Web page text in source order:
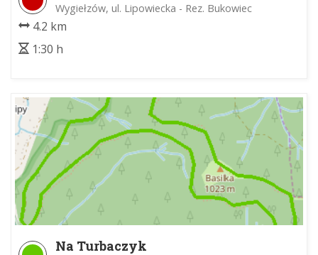
Wygiełzów, ul. Lipowiecka - Rez. Bukowiec
4.2 km
1:30 h
Na Turbaczyk